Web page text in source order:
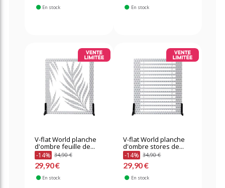
En stock En stock
V-flat World planche
d'ombre feuille de...
-14% 34,90 €
29,90 €
En stock
V-flat World planche
d'ombre stores de...
-14% 34,90 €
29,90 €
En stock